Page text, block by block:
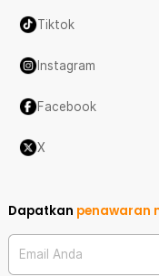
Tiktok
Instagram
Facebook
X
Dapatkan penawaran
Email Anda